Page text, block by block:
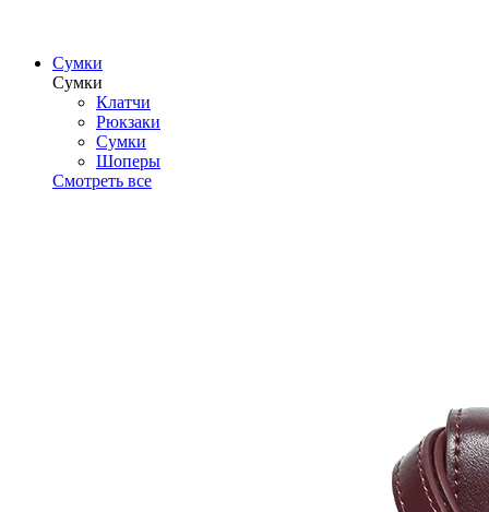
Сумки
Сумки
Клатчи
Рюкзаки
Сумки
Шоперы
Смотреть все